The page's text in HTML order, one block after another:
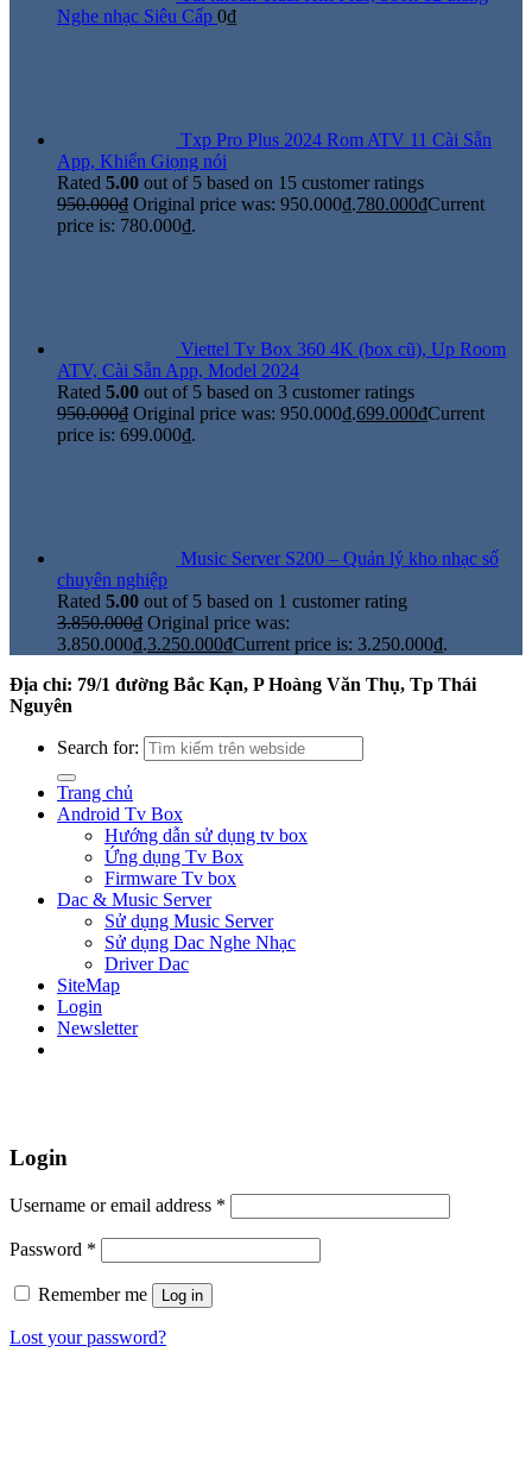
Nghe nhạc Siêu Cấp 0₫
Txp Pro Plus 2024 Rom ATV 11 Cài Sẵn
App, Khiển Giọng nói
Rated 5.00 out of 5 based on 15 customer ratings
950.000₫ Original price was: 950.000₫.780.000₫Current
price is: 780.000₫.
Viettel Tv Box 360 4K (box cũ), Up Room
ATV, Cài Sẵn App, Model 2024
Rated 5.00 out of 5 based on 3 customer ratings
950.000₫ Original price was: 950.000₫.699.000₫Current
price is: 699.000₫.
Music Server S200 – Quản lý kho nhạc số
chuyên nghiệp
Rated 5.00 out of 5 based on 1 customer rating
3.850.000₫ Original price was:
3.850.000₫.3.250.000₫Current price is: 3.250.000₫.
Địa chỉ: 79/1 đường Bắc Kạn, P Hoàng Văn Thụ, Tp Thái
Nguyên
Search for:
Trang chủ
Android Tv Box
Hướng dẫn sử dụng tv box
Ứng dụng Tv Box
Firmware Tv box
Dac & Music Server
Sử dụng Music Server
Sử dụng Dac Nghe Nhạc
Driver Dac
SiteMap
Login
Newsletter
Login
Username or email address *
Password *
Remember me Log in
Lost your password?